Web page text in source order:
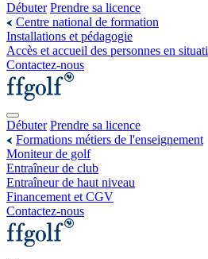
Débuter Prendre sa licence
Centre national de formation
Installations et pédagogie
Accès et accueil des personnes en
Contactez-nous
Débuter Prendre sa licence
Formations métiers de l'enseignement
Moniteur de golf
Entraîneur de club
Entraîneur de haut niveau
Financement et CGV
Contactez-nous